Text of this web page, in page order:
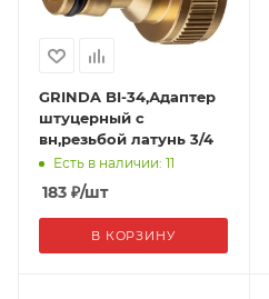
GRINDA BI-34,Адаптер
штуцерный с
вн,резьбой латунь 3/4
Есть в наличии: 11
183 ₽/шт
В КОРЗИНУ